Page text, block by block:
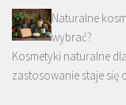
Naturalne
wybrać?
Kosmetyki naturalne
zastosowanie staje